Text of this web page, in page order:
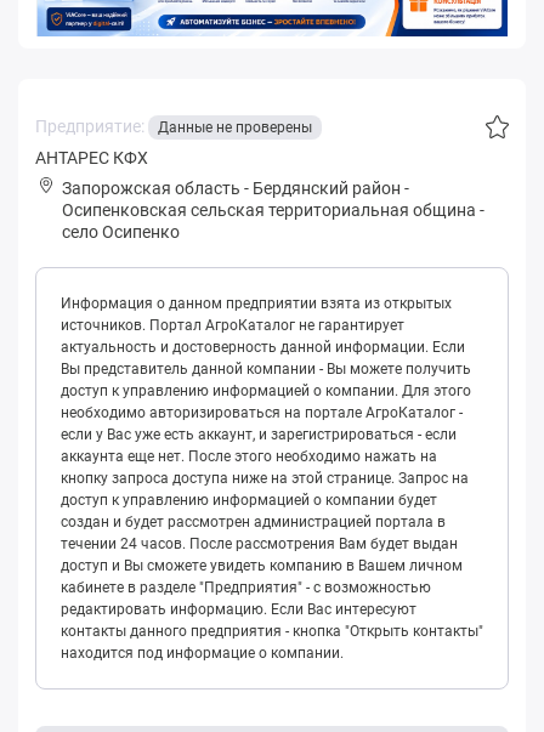
Предприятие: Данные не проверены
АНТАРЕС КФХ
Запорожская область - Бердянский район -
Осипeнковская сельская территориальная община -
село Осипенко
Информация о данном предприятии взята из открытых
источников. Портал АгроКаталог не гарантирует
актуальность и достоверность данной информации. Если
Вы представитель данной компании - Вы можете получить
доступ к управлению информацией о компании. Для этого
необходимо авторизироваться на портале АгроКаталог -
если у Вас уже есть аккаунт, и зарегистрироваться - если
аккаунта еще нет. После этого необходимо нажать на
кнопку запроса доступа ниже на этой странице. Запрос на
доступ к управлению информацией о компании будет
создан и будет рассмотрен администрацией портала в
течении 24 часов. После рассмотрения Вам будет выдан
доступ и Вы сможете увидеть компанию в Вашем личном
кабинете в разделе "Предприятия" - с возможностью
редактировать информацию. Если Вас интересуют
контакты данного предприятия - кнопка "Открыть контакты"
находится под информацие о компании.